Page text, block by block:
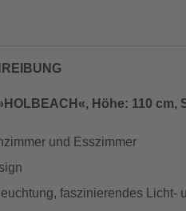
Höhe: 110 cm,
und Esszimmer
faszinierendes Licht-